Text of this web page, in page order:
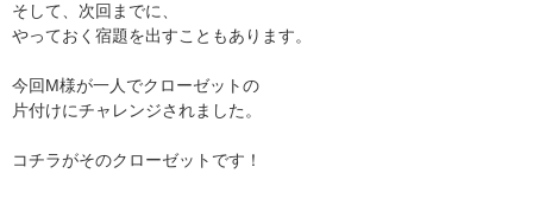
そして、次回までに、
やっておく宿題を出すこともあります。
今回M様が一人でクローゼットの
片付けにチャレンジされました。
コチラがそのクローゼットです！